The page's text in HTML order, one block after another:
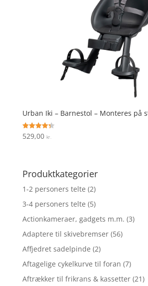
Urban Iki – Barnestol – Monteres på
Vurderet
4.3
529,00 kr.
Produktkategorier
1-2 personers telte (2)
3-4 personers telte (5)
Actionkameraer, gadgets m.m. (3)
Adaptere til skivebremser (56)
Affjedret sadelpinde (2)
Aftagelige cykelkurve til foran (7)
Aftrækker til frikrans & kassetter (21)